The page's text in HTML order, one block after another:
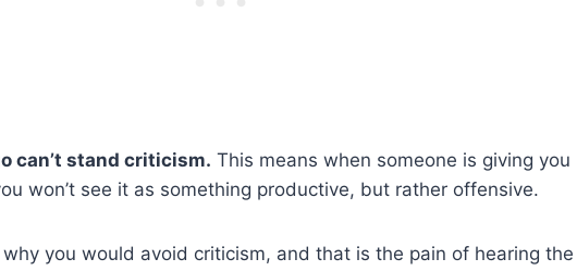
can’t stand criticism. This means when someone is giving you
won’t see it as something productive, but rather offensive.
why you would avoid criticism, and that is the pain of hearing